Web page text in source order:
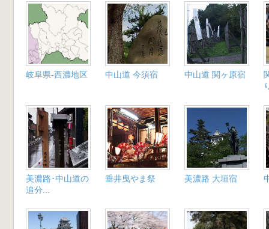
岐阜県-西濃地区 中山道 今須宿 中山道 関ヶ原宿
美濃路･中山道の
追分...
垂井曳やま祭 美濃路 大垣宿